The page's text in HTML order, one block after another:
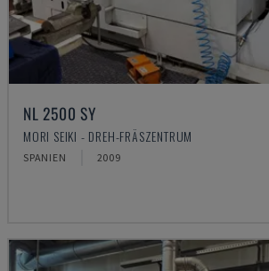
NL 2500 SY
MORI SEIKI - DREH-FRÄSZENTRUM
SPANIEN 2009